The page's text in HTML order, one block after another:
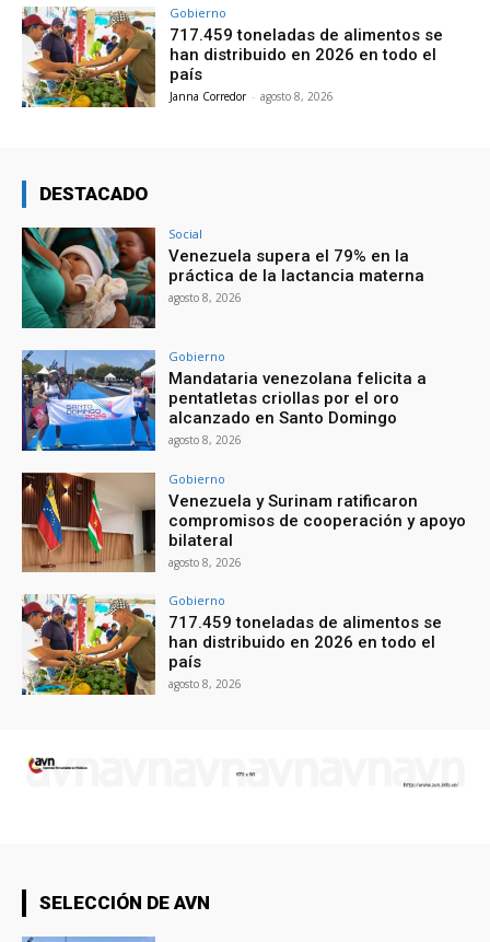
Gobierno
717.459 toneladas de alimentos se
han distribuido en 2026 en todo el
país
Janna Corredor - agosto 8, 2026
DESTACADO
Social
Venezuela supera el 79% en la
práctica de la lactancia materna
agosto 8, 2026
Gobierno
Mandataria venezolana felicita a
pentatletas criollas por el oro
alcanzado en Santo Domingo
agosto 8, 2026
Gobierno
Venezuela y Surinam ratificaron
compromisos de cooperación y apoyo
bilateral
agosto 8, 2026
Gobierno
717.459 toneladas de alimentos se
han distribuido en 2026 en todo el
país
agosto 8, 2026
SELECCIÓN DE AVN